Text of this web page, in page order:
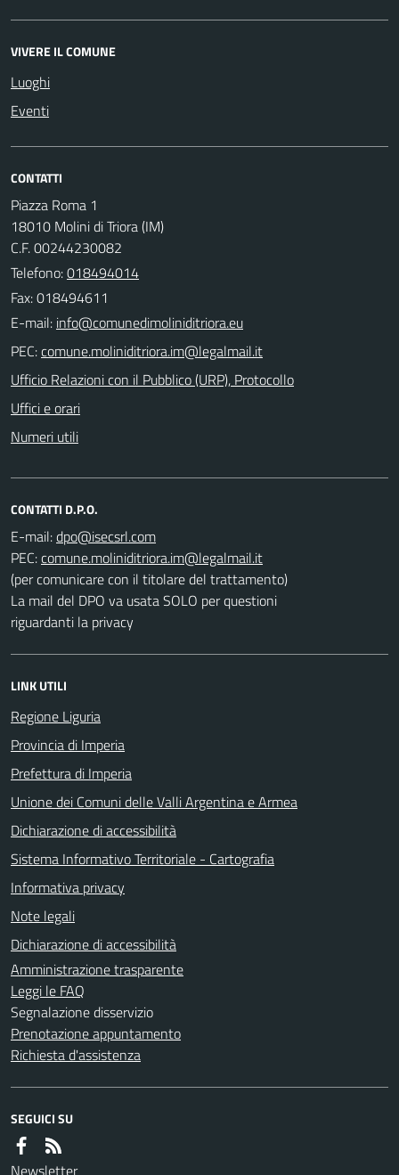
VIVERE IL COMUNE
Luoghi
Eventi
CONTATTI
Piazza Roma 1
18010 Molini di Triora (IM)
C.F. 00244230082
Telefono:018494014
Fax: 018494611
E-mail:
PEC:
Ufficio Relazioni con il Pubblico (URP), Protocollo
Uffici e orari
Numeri utili
CONTATTI D.P.O.
E-mail:
PEC:
(per comunicare con il titolare del trattamento)
La mail del DPO va usata SOLO per questioni
riguardanti la privacy
LINK UTILI
Regione Liguria
Provincia di Imperia
Prefettura di Imperia
Unione dei Comuni delle Valli Argentina e Armea
Dichiarazione di accessibilità
Sistema Informativo Territoriale - Cartografia
Informativa privacy
Note legali
Dichiarazione di accessibilità
Amministrazione trasparente
Leggi le FAQ
Segnalazione disservizio
Prenotazione appuntamento
Richiesta d'assistenza
SEGUICI SU
Newsletter